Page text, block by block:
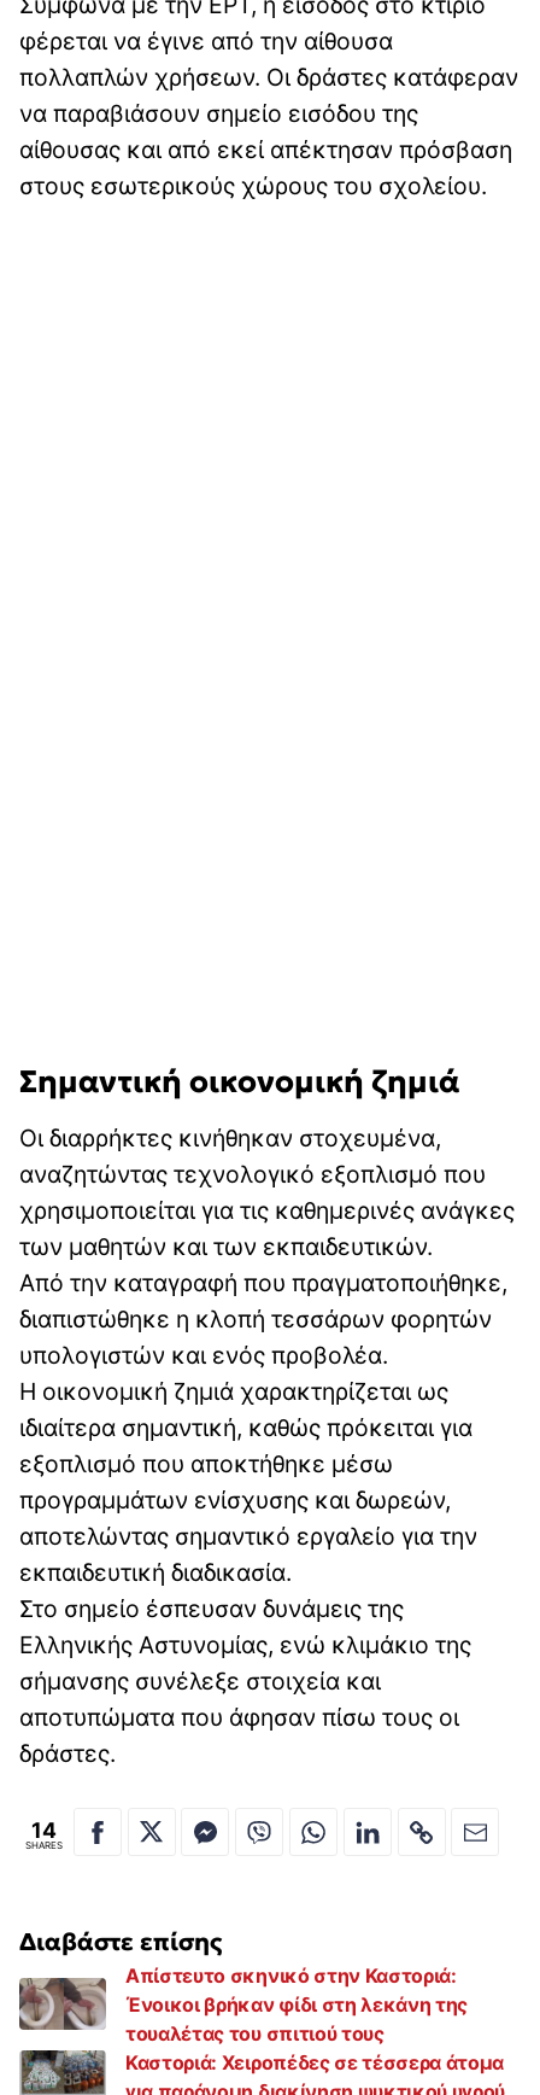
φέρεται να έγινε από την αίθουσα
πολλαπλών χρήσεων. Οι δράστες κατάφεραν
να παραβιάσουν σημείο εισόδου της
αίθουσας και από εκεί απέκτησαν πρόσβαση
στους εσωτερικούς χώρους του σχολείου.
Σημαντική οικονομική ζημιά
Οι διαρρήκτες κινήθηκαν στοχευμένα,
αναζητώντας τεχνολογικό εξοπλισμό που
χρησιμοποιείται για τις καθημερινές ανάγκες
των μαθητών και των εκπαιδευτικών.
Από την καταγραφή που πραγματοποιήθηκε,
διαπιστώθηκε η κλοπή τεσσάρων φορητών
υπολογιστών και ενός προβολέα.
Η οικονομική ζημιά χαρακτηρίζεται ως
ιδιαίτερα σημαντική, καθώς πρόκειται για
εξοπλισμό που αποκτήθηκε μέσω
προγραμμάτων ενίσχυσης και δωρεών,
αποτελώντας σημαντικό εργαλείο για την
εκπαιδευτική διαδικασία.
Στο σημείο έσπευσαν δυνάμεις της
Ελληνικής Αστυνομίας, ενώ κλιμάκιο της
σήμανσης συνέλεξε στοιχεία και
αποτυπώματα που άφησαν πίσω τους οι
δράστες.
14
SHARES
Διαβάστε επίσης
Απίστευτο σκηνικό στην Καστοριά:
Ένοικοι βρήκαν φίδι στη λεκάνη της
τουαλέτας του σπιτιού τους
Καστοριά: Χειροπέδες σε τέσσερα άτομα